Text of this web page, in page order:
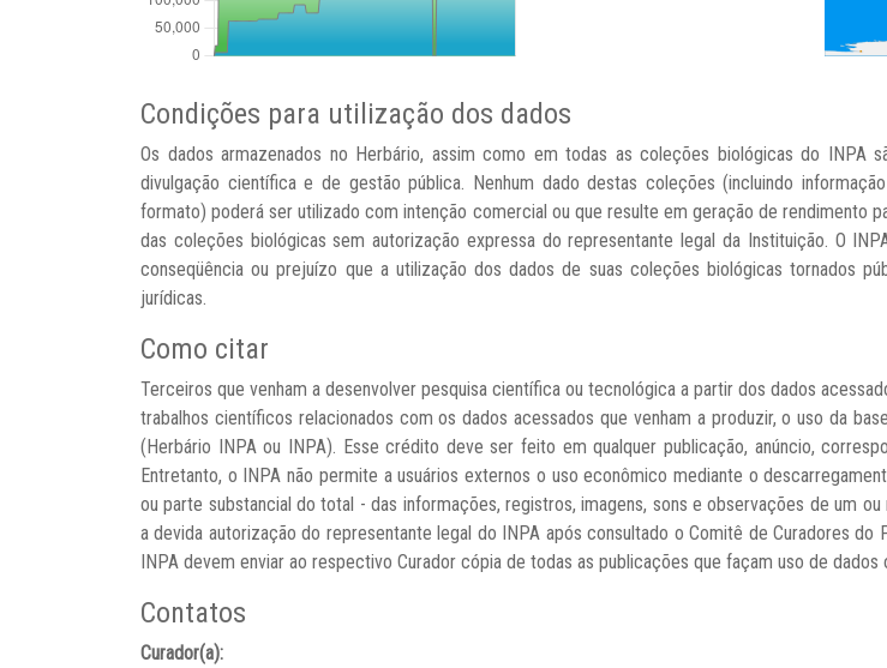
Condições para utilização dos dados
Os dados armazenados no Herbário, assim como em todas as coleções biológicas do INPA
divulgação científica e de gestão pública. Nenhum dado destas coleções (incluindo
formato) poderá ser utilizado com intenção comercial ou que resulte em geração de rendimento
das coleções biológicas sem autorização expressa do representante legal da Instituição. O
conseqüência ou prejuízo que a utilização dos dados de suas coleções biológicas tornados
jurídicas.
Como citar
Terceiros que venham a desenvolver pesquisa científica ou tecnológica a partir dos dados
trabalhos científicos relacionados com os dados acessados que venham a produzir, o uso da
(Herbário INPA ou INPA). Esse crédito deve ser feito em qualquer publicação, anúncio,
Entretanto, o INPA não permite a usuários externos o uso econômico mediante o
ou parte substancial do total - das informações, registros, imagens, sons e observações de um
a devida autorização do representante legal do INPA após consultado o Comitê de Curadores
INPA devem enviar ao respectivo Curador cópia de todas as publicações que façam uso de
Contatos
Curador(a):